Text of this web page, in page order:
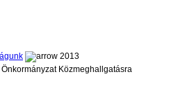
2013
Közmeghallgatásra